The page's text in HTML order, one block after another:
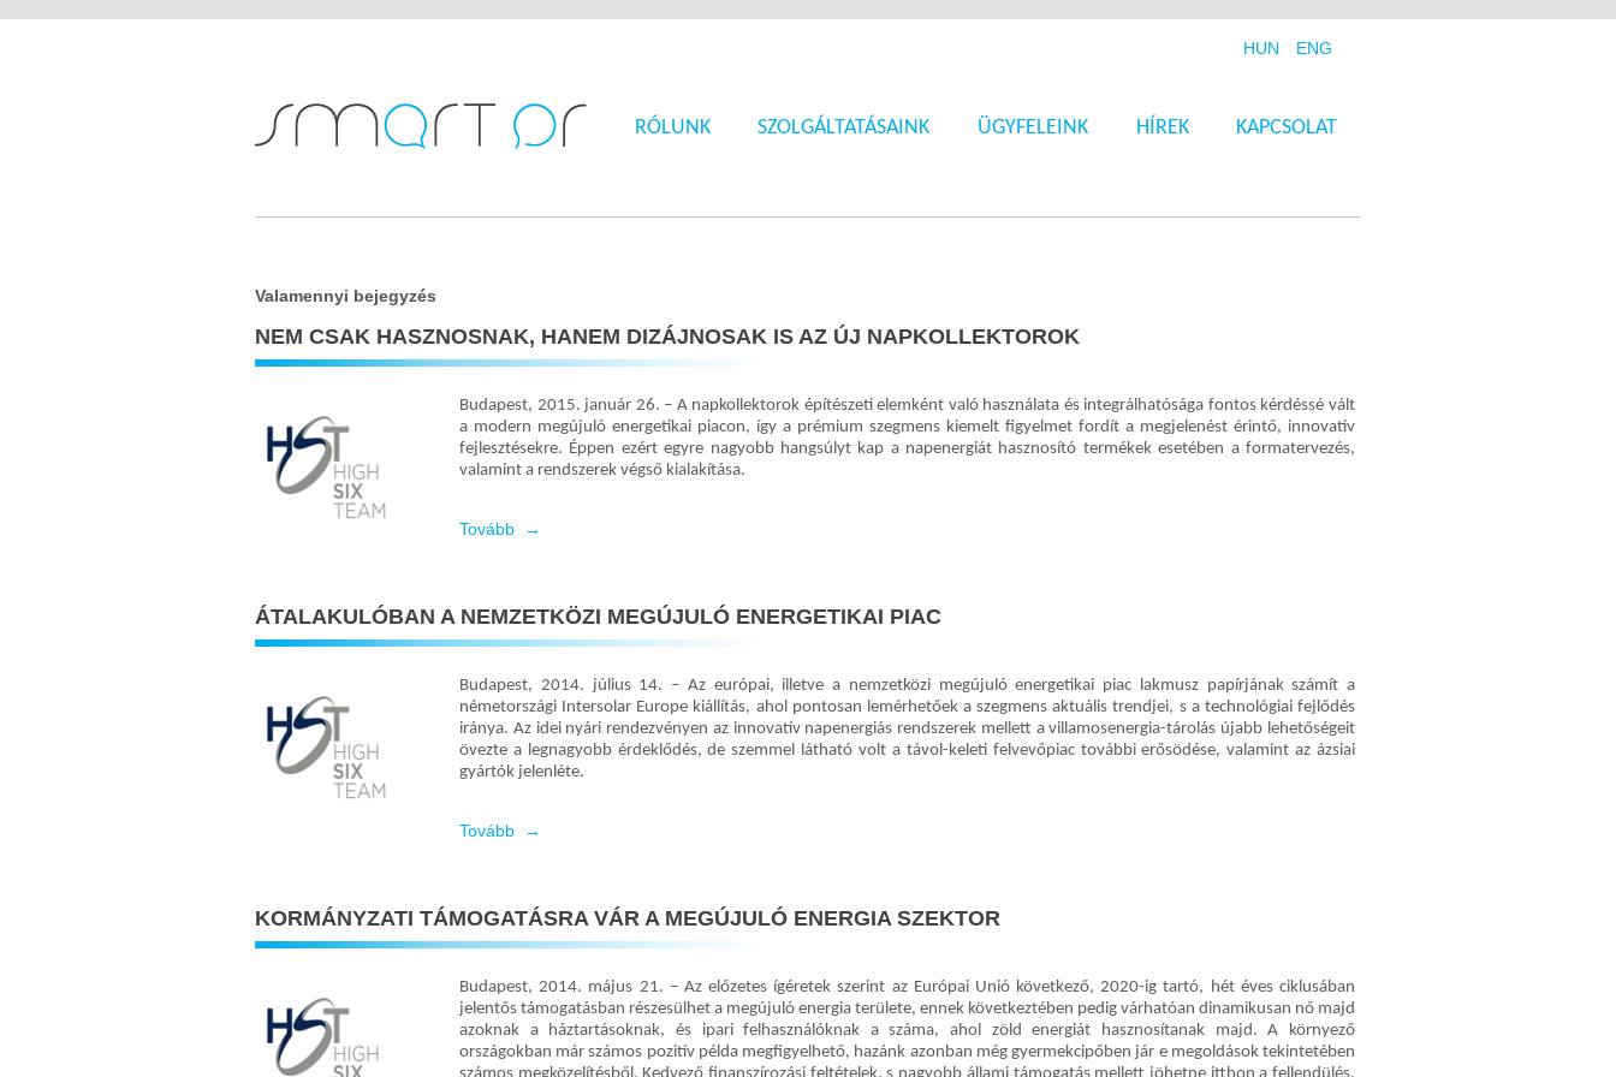
HUN ENG
RÓLUNK SZOLGÁLTATÁSAINK ÜGYFELEINK HÍREK KAPCSOLAT
Valamennyi bejegyzés
NEM CSAK HASZNOSNAK, HANEM DIZÁJNOSAK IS AZ ÚJ NAPKOLLEKTOROK
Budapest, 2015. január 26. – A napkollektorok építészeti elemként való használata és integrálhatósága fontos kérdéssé vált
a modern megújuló energetikai piacon, így a prémium szegmens kiemelt figyelmet fordít a megjelenést érintő, innovatív
fejlesztésekre. Éppen ezért egyre nagyobb hangsúlyt kap a napenergiát hasznosító termékek esetében a formatervezés,
valamint a rendszerek végső kialakítása.
Tovább →
ÁTALAKULÓBAN A NEMZETKÖZI MEGÚJULÓ ENERGETIKAI PIAC
Budapest, 2014. július 14. – Az európai, illetve a nemzetközi megújuló energetikai piac lakmusz papírjának számít a
németországi Intersolar Europe kiállítás, ahol pontosan lemérhetőek a szegmens aktuális trendjei, s a technológiai fejlődés
iránya. Az idei nyári rendezvényen az innovatív napenergiás rendszerek mellett a villamosenergia-tárolás újabb lehetőségeit
övezte a legnagyobb érdeklődés, de szemmel látható volt a távol-keleti felvevőpiac további erősödése, valamint az ázsiai
gyártók jelenléte.
Tovább →
KORMÁNYZATI TÁMOGATÁSRA VÁR A MEGÚJULÓ ENERGIA SZEKTOR
Budapest, 2014. május 21. – Az előzetes ígéretek szerint az Európai Unió következő, 2020-ig tartó, hét éves ciklusában
jelentős támogatásban részesülhet a megújuló energia területe, ennek következtében pedig várhatóan dinamikusan nő majd
azoknak a háztartásoknak, és ipari felhasználóknak a száma, ahol zöld energiát hasznosítanak majd. A környező
országokban már számos pozitív példa megfigyelhető, hazánk azonban még gyermekcipőben jár e megoldások tekintetében